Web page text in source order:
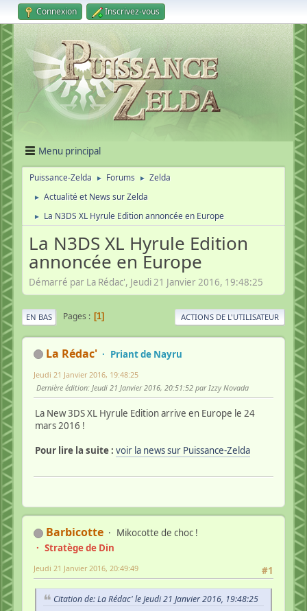
Connexion Inscrivez-vous
Menu principal
Puissance-Zelda ► Forums ► Zelda
► Actualité et News sur Zelda
► La N3DS XL Hyrule Edition annoncée en Europe
La N3DS XL Hyrule Edition
annoncée en Europe
Démarré par La Rédac', Jeudi 21 Janvier 2016, 19:48:25
EN BAS Pages 1 ACTIONS DE L'UTILISATEUR
La Rédac' Priant de Nayru
Jeudi 21 Janvier 2016, 19:48:25
Dernière édition: Jeudi 21 Janvier 2016, 20:51:52 par Izzy Novada
La New 3DS XL Hyrule Edition arrive en Europe le 24
mars 2016 !
Pour lire la suite : voir la news sur Puissance-Zelda
Barbicotte
Mikocotte de choc !
Stratège de Din
#1
Jeudi 21 Janvier 2016, 20:49:49
Citation de: La Rédac' le Jeudi 21 Janvier 2016, 19:48:25